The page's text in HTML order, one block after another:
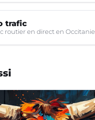
trafic
routier en direct en Occitanie